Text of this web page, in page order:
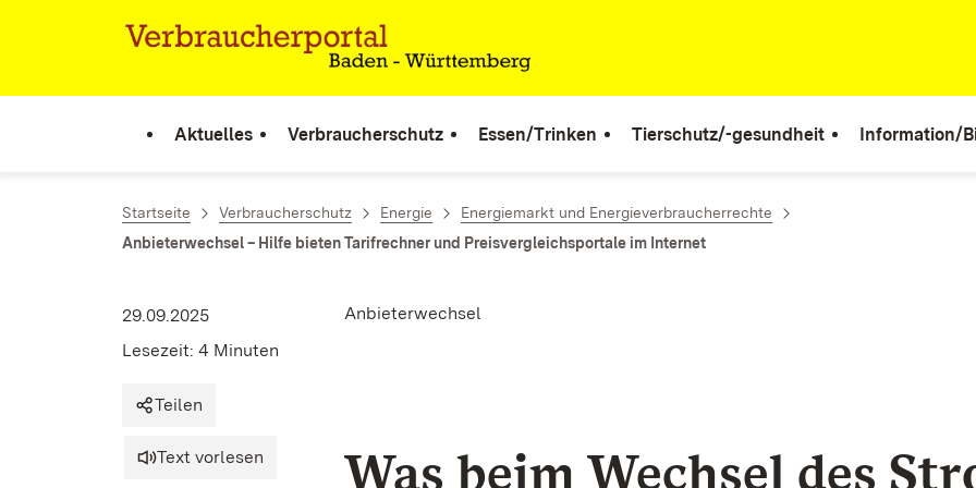
Zum Inhalt springen
Aktuelles Verbraucherschutz Essen/Trinken Tierschutz/-gesundheit Information/
Startseite Verbraucherschutz Energie
Energiemarkt und Energieverbraucherrechte
Anbieterwechsel – Hilfe bieten Tarifrechner und Preisvergleichsportale im Internet
Anbieterwechsel
29.09.2025
Lesezeit: 4 Minuten
Teilen
Text vorlesen Was beim Wechsel des